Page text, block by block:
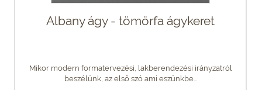
Albany ágy - tömörfa ágykeret
Mikor modern formatervezési, lakberendezési irányzatról
beszélünk, az első szó ami eszünkbe...